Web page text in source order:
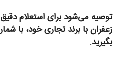
توصیه می‌شود برای استعلام
بگیرید.